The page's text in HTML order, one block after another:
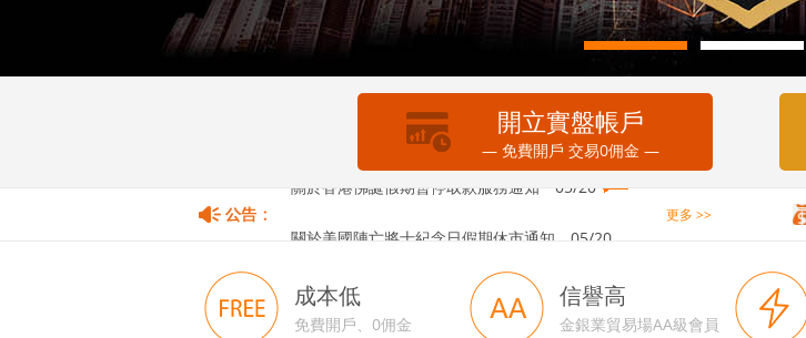
開立實盤帳戶
— 免費開戶 交易0佣金 —
關於香港佛誕假期暫停取款服務通知 05/20
更多 >>
成本低
免費開戶、0佣金
信譽高
金銀業貿易場AA級會員